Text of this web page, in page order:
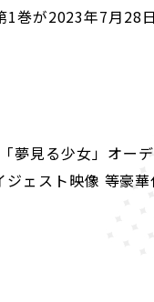
巻が2023年7月28
夢見る少女」オー
ジェスト映像 等豪